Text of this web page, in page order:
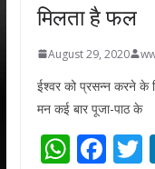
मिलता है फल
August 29, 2020
ईश्वर को प्रसन्न करने के
मन कई बार पूजा-पाठ के
W F